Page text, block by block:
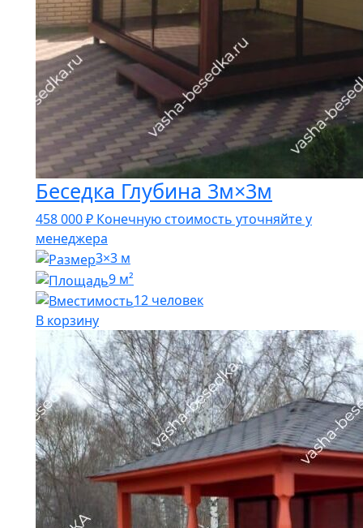
Беседка Глубина 3м×3м
458 000₽ Конечную стоимость уточняйте у
менеджера
3×3 м
9 м²
12 человек
В корзину